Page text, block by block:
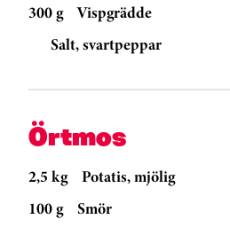
300 g
Vispgrädde
Salt, svartpeppar
Örtmos
2,5 kg
Potatis, mjölig
100 g
Smör